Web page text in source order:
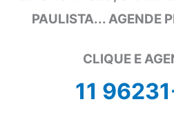
PAULISTA... AGENDE
CLIQUE E
11